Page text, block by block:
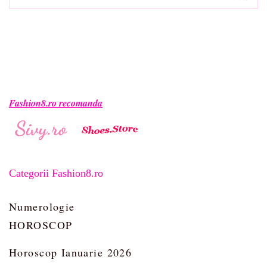
Fashion8.ro recomanda
Categorii Fashion8.ro
Numerologie
HOROSCOP
Horoscop Ianuarie 2026